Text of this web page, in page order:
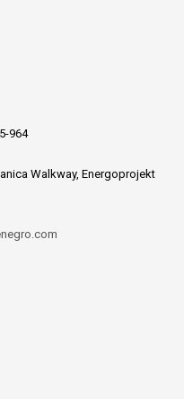
964
Walkway, Energoprojekt